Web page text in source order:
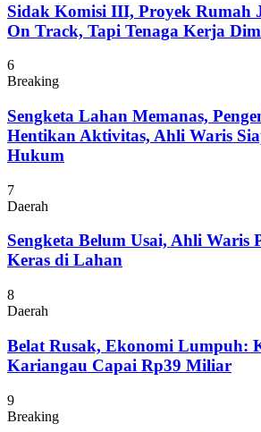
Sidak Komisi III, Proyek Rumah
On Track, Tapi Tenaga Kerja
6
Breaking
Sengketa Lahan Memanas,
Hentikan Aktivitas, Ahli Waris
Hukum
7
Daerah
Sengketa Belum Usai, Ahli Waris
Keras di Lahan
8
Daerah
Belat Rusak, Ekonomi Lumpuh:
Kariangau Capai Rp39 Miliar
9
Breaking